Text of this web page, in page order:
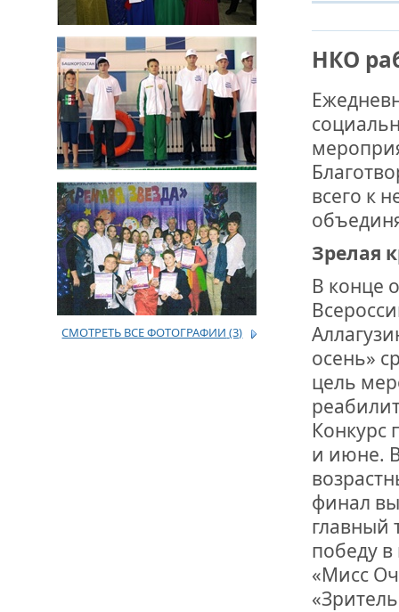
УСЕРГАН.
ОГОНЬ -
ПОЖАРОВ
ДРУЖБА НЕ
ВСТРЕЧА
В ДОМЕ
ВНОВЬ О
ДВА
ДО
ЮСУПОВА
ЛЮБОЙ
ИНТЕРВЬЮ
«ВЕТЕРАН
МЕМОРИАЛ
ОТМЕТИЛА
РОССИИ
СМОТРЕТЬ ВСЕ ФОТОГРАФИИ (3)
НКО
всего к
Зрелая
В конце
осень»
цель
Конкурс
и июне.
финал
главный
победу
«Мисс